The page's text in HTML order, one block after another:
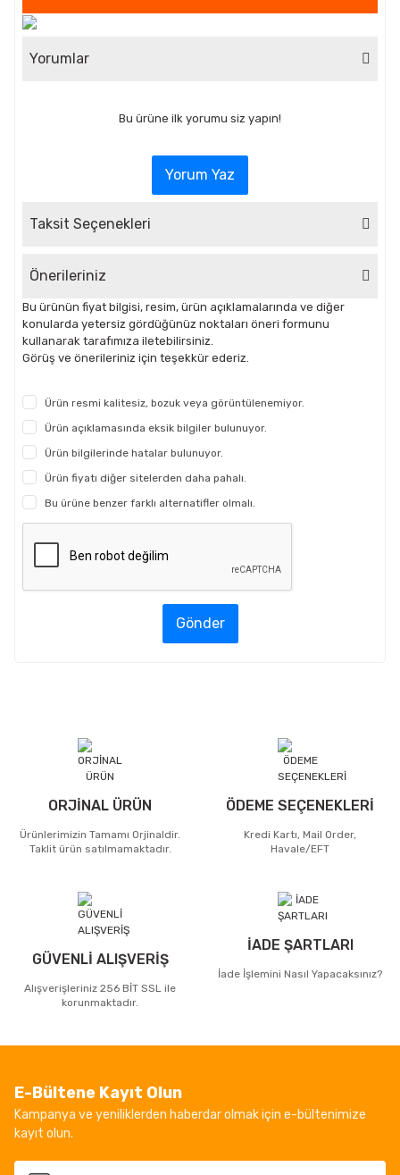
Yorumlar
Bu ürüne ilk yorumu siz yapın!
Yorum Yaz
Taksit Seçenekleri
Önerileriniz
Bu ürünün fiyat bilgisi, resim, ürün açıklamalarında ve diğer
konularda yetersiz gördüğünüz noktaları öneri formunu
kullanarak tarafımıza iletebilirsiniz.
Görüş ve önerileriniz için teşekkür ederiz.
Ürün resmi kalitesiz, bozuk veya görüntülenemiyor.
Ürün açıklamasında eksik bilgiler bulunuyor.
Ürün bilgilerinde hatalar bulunuyor.
Ürün fiyatı diğer sitelerden daha pahalı.
Bu ürüne benzer farklı alternatifler olmalı.
Gönder
ORJİNAL ÜRÜN
Ürünlerimizin Tamamı Orjinaldir.
Taklit ürün satılmamaktadır.
ÖDEME SEÇENEKLERİ
Kredi Kartı, Mail Order,
Havale/EFT
GÜVENLİ ALIŞVERİŞ
Alışverişleriniz 256 BİT SSL ile
korunmaktadır.
İADE ŞARTLARI
İade İşlemini Nasıl Yapacaksınız?
E-Bültene Kayıt Olun
Kampanya ve yeniliklerden haberdar olmak için e-bültenimize
kayıt olun.